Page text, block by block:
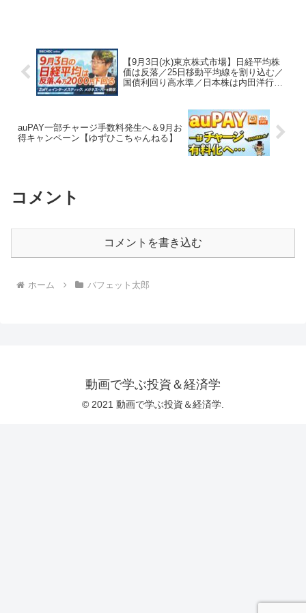
【9月3日(水)東京株式市場】日経平均株
価は反落／25日移動平均線を割り込む／
国債利回り高水準／日本株は内田洋行や
金融株買われず【日経CNBC】
auPAY一部チャージ手数料発生へ＆9月お
得キャンペーン【ゆずひこちゃんねる】
コメント
コメントを書き込む
ホーム バフェット太郎
動画で学ぶ投資＆経済学
© 2021 動画で学ぶ投資＆経済学.